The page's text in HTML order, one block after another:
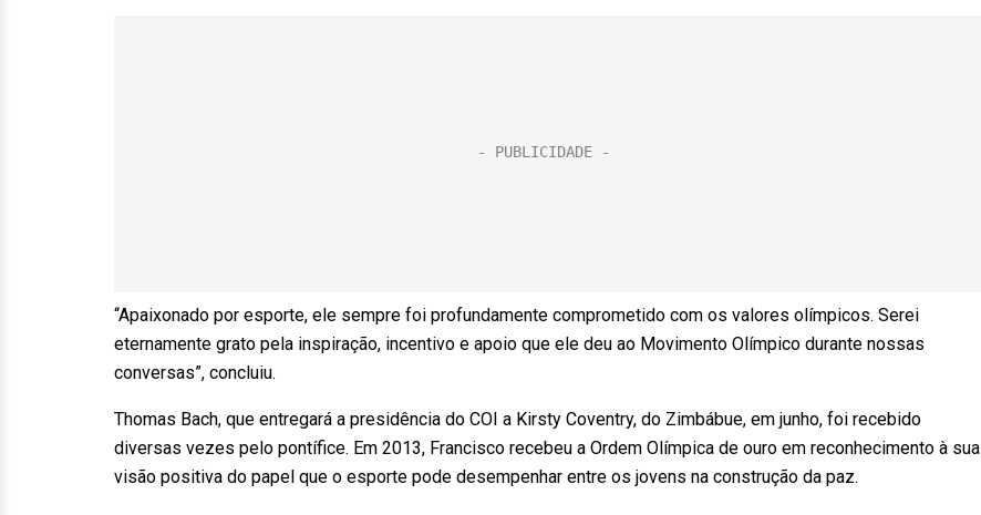
“Apaixonado por esporte, ele sempre foi profundamente comprometido com os valores olímpicos. Serei
eternamente grato pela inspiração, incentivo e apoio que ele deu ao Movimento Olímpico durante nossas
conversas”, concluiu.
Thomas Bach, que entregará a presidência do COI a Kirsty Coventry, do Zimbábue, em junho, foi recebido
diversas vezes pelo pontífice. Em 2013, Francisco recebeu a Ordem Olímpica de ouro em reconhecimento à sua
visão positiva do papel que o esporte pode desempenhar entre os jovens na construção da paz.